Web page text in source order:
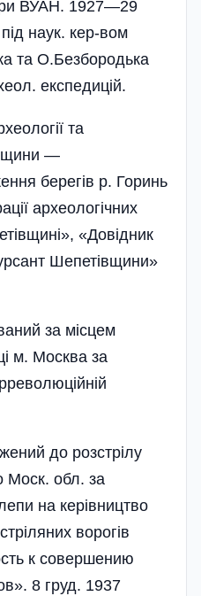
ВУАН. 1927—29
наук. кер-вом
та О.Безбородька
експедицій.
та
—
берегів р. Горинь
археологічних
«Довідник
Шепетівщини»
за місцем
м. Москва за
до розстрілу
Моск. обл. за
на керівництво
ворогів
к совершению
8 груд. 1937